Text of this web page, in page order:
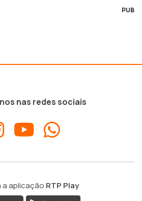
PUB
nas redes sociais
a aplicação RTP Play